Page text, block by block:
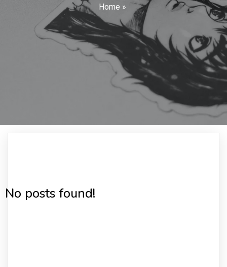
Home »
No posts found!